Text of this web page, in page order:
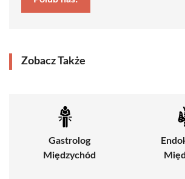
Zobacz Także
Gastrolog
Międzychód